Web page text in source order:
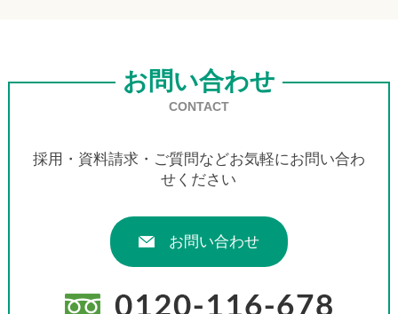
お問い合わせ
CONTACT
採用・資料請求・ご質問などお気軽にお問い合わ
せください
お問い合わせ